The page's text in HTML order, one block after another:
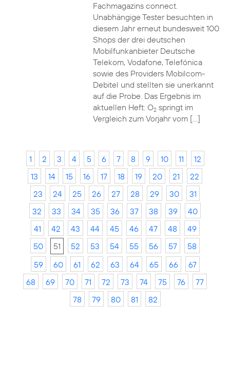
Fachmagazins connect.
Unabhängige Tester besuchten in
diesem Jahr erneut bundesweit 100
Shops der drei deutschen
Mobilfunkanbieter Deutsche
Telekom, Vodafone, Telefónica
sowie des Providers Mobilcom-
Debitel und stellten sie unerkannt
auf die Probe. Das Ergebnis im
aktuellen Heft: O2springt im
Vergleich zum Vorjahr vom […]
1 2 3 4 5 6 7 8 9 10 11
12
13
14 15 16 17 18 19 20 21
22
23
24 25 26 27 28 29 30
31
32
33 34 35 36 37 38 39
40
41
42 43 44 45 46 47 48
49
50
51 52 53 54 55 56 57
58
59
60 61 62 63 64 65 66
67
68
69 70 71 72 73 74 75 76
77
78
79 80 81 82